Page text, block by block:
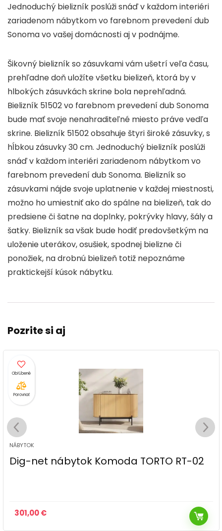
Jednoduchý bielizník poslúži snáď v každom interiéri
zariadenom nábytkom vo farebnom prevedení dub
Sonoma vo vašej domácnosti aj v podnájme.
Šikovný bielizník so zásuvkami vám ušetrí veľa času,
prehľadne doň uložíte všetku bielizeň, ktorá by v
hlbokých zásuvkách skrine bola neprehľadná.
Bielizník 51502 vo farebnom prevedení dub Sonoma
bude mať svoje nenahraditeľné miesto práve vedľa
skrine. Bielizník 51502 obsahuje štyri široké zásuvky, s
hĺbkou zásuvky 30 cm. Jednoduchý bielizník poslúži
snáď v každom interiéri zariadenom nábytkom vo
farebnom prevedení dub Sonoma. Bielizník so
zásuvkami nájde svoje uplatnenie v každej miestnosti,
možno ho umiestniť ako do spálne na bielizeň, tak do
predsiene či šatne na doplnky, pokrývky hlavy, šály a
šatky. Bielizník sa však bude hodiť predovšetkým na
uloženie uterákov, osušiek, spodnej bielizne či
ponožiek, na drobnú bielizeň totiž nepoznáme
praktickejší kúsok nábytku.
Pozrite si aj
Porovnať
NÁBYTOK
Dig-net nábytok Komoda TORTO RT-02
301,00€